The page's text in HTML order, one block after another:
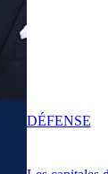
DÉFENSE